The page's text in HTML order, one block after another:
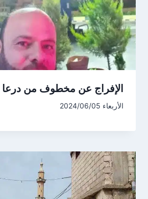
الإفراج عن مخطوف من درعا
الأربعاء 2024/06/05